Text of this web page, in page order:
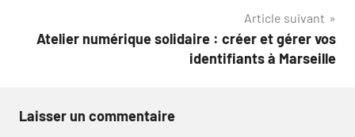
Article suivant
Atelier numérique solidaire : créer et gérer vos
identifiants à Marseille
Laisser un commentaire